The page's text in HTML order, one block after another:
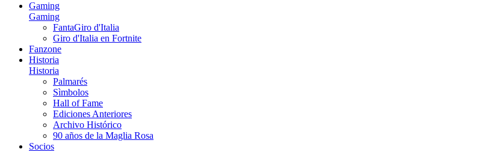
Gaming
Gaming
FantaGiro d'Italia
Giro d'Italia en Fortnite
Fanzone
Historia
Historia
Palmarés
Sìmbolos
Hall of Fame
Ediciones Anteriores
Archivo Histórico
90 años de la Maglia Rosa
Socios